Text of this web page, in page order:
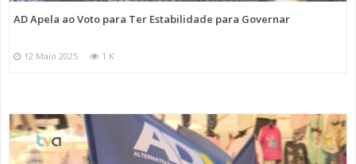
AD Apela ao Voto para Ter Estabilidade para Governar
12 Maio 2025 1 K